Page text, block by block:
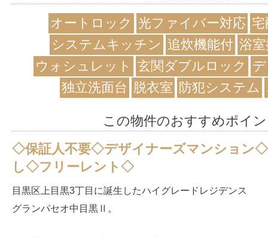
オートロック
光ファイバー対応
システムキッチン 追炊機能付 浴
ウォシュレット
玄関ダブルロック
独立洗面台 脱衣室 防犯システム
この物件のおすすめポイ
◇保証人不要◇デザイナーズマンション◇
し◇フリーレント◇
目黒区上目黒3丁目に誕生したハイグレードレジデンス
グランパセオ中目黒Ⅱ。